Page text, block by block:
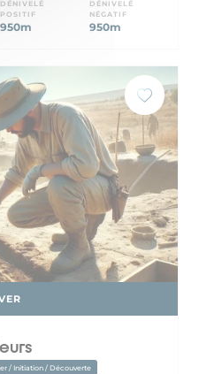
DÉNIVELÉ
POSITIF
950m
DÉNIVELÉ
NÉGATIF
950m
/ Initiation / Découverte